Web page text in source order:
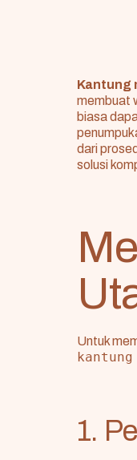
Kantung
membuat
biasa
dari
solusi
Untuk
kantung
1.